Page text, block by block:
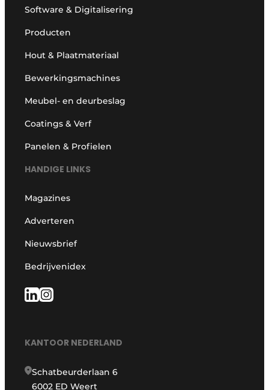
Software & Digitalisering
Producten
Hout & Plaatmateriaal
Bewerkingsmachines
Meubel- en deurbeslag
Coatings & Verf
Panelen & Profielen
HANDIGE LINKS
Magazines
Adverteren
Nieuwsbrief
Bedrijvenidex
KANTOOR NEDERLAND
Schatbeurderlaan 6
6002 ED Weert